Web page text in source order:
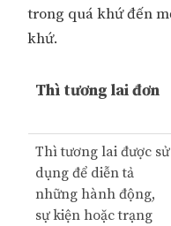
trong quá khứ đến
khứ.
Thì tương lai đơn
Thì tương lai được sử
dụng để diễn tả
những hành động,
sự kiện hoặc trạng